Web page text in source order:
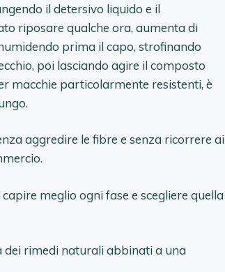
il detersivo liquido e il
riposare qualche ora, aumenta di
prima il capo, strofinando
poi lasciando agire il composto
macchie particolarmente resistenti, è
aggredire le fibre e senza ricorrere ai
meglio ogni fase e scegliere quella
rimedi naturali abbinati a una